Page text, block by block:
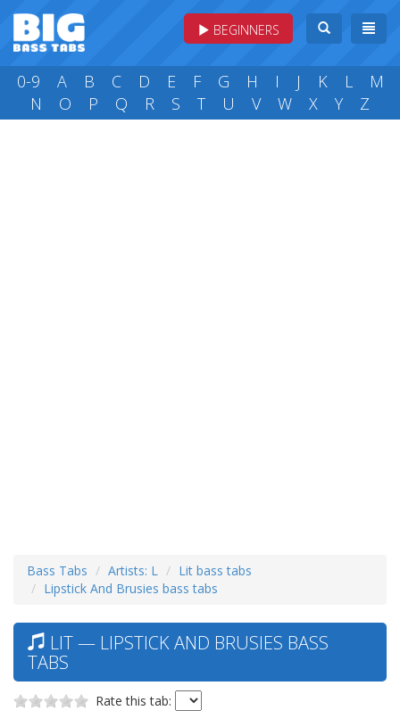
BEGINNERS
0-9 A B C D E F G H I J K L
M
N
O P Q R S T U V W X Y Z
Bass Tabs Artists: L
Lit bass tabs
Lipstick And Brusies bass tabs
LIT — LIPSTICK AND BRUSIES BASS
TABS
Rate this tab: